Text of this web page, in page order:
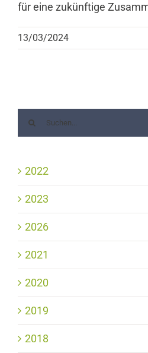
für eine zukünftige
13/03/2024
2022
2023
2026
2021
2020
2019
2018